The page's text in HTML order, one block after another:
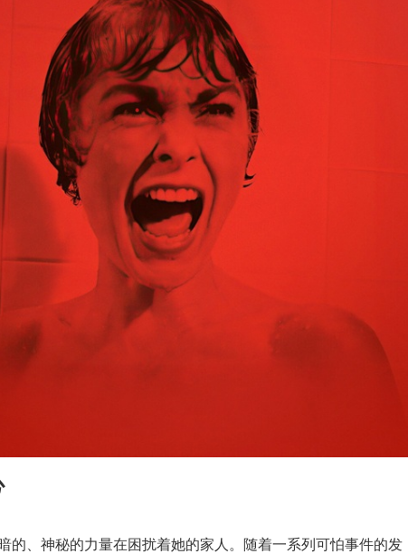
的、神秘的力量在困扰着她的家人。随着一系列可怕事件的发